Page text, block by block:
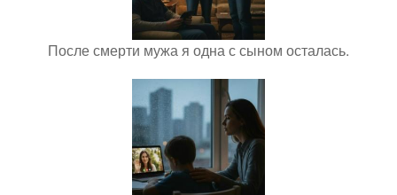
После смерти мужа я одна с сыном осталась.